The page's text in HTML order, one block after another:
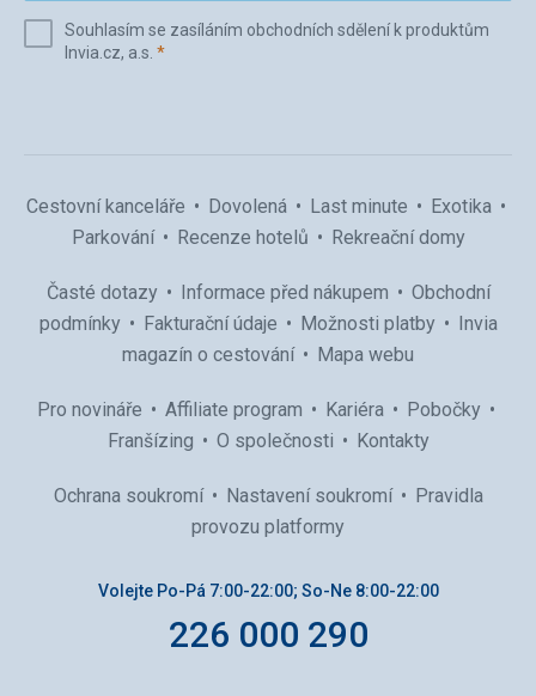
(povinné)
Souhlasím se zasíláním obchodních sdělení k produktům
Invia.cz, a.s. *(povinné)
Cestovní kanceláře Dovolená Last minute
Exotika
Parkování
Recenze hotelů Rekreační domy
Časté dotazy Informace před nákupem
Obchodní
podmínky
Fakturační údaje Možnosti platby
Invia
magazín o cestování
Mapa webu
Pro novináře Affiliate program Kariéra
Pobočky
Franšízing
O společnosti Kontakty
Ochrana soukromí Nastavení soukromí
Pravidla
provozu platformy
Volejte Po-Pá 7:00-22:00; So-Ne 8:00-22:00
226 000 290